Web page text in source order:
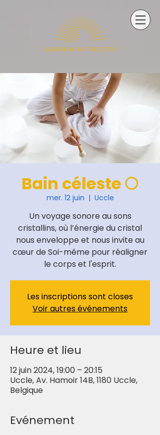
Bain céleste 🌕
mer. 12 juin
  |
Uccle
Un voyage sonore au sons
cristallins, où l’énergie du cristal
nous enveloppe et nous invite au
cœur de Soi-même pour réaligner
le corps et l'esprit.
Les inscriptions sont closes
Voir autres événements
Heure et lieu
12 juin 2024, 19:00 – 20:15
Uccle, Av. Hamoir 14B, 1180 Uccle,
Belgique
Evénement